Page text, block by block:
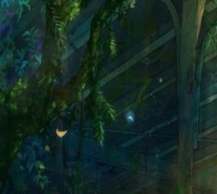
Przejdź
do
treści